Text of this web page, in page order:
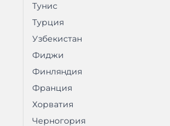
Тунис
Турция
Узбекистан
Фиджи
Финляндия
Франция
Хорватия
Черногория